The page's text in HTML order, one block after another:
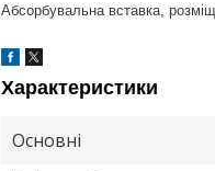
Абсорбувальна вставка,
Характеристики
Основні